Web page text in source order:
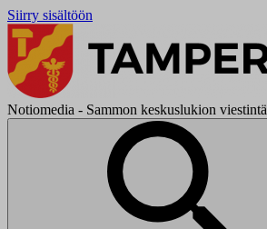
Siirry sisältöön
Notiomedia - Sammon keskuslukion